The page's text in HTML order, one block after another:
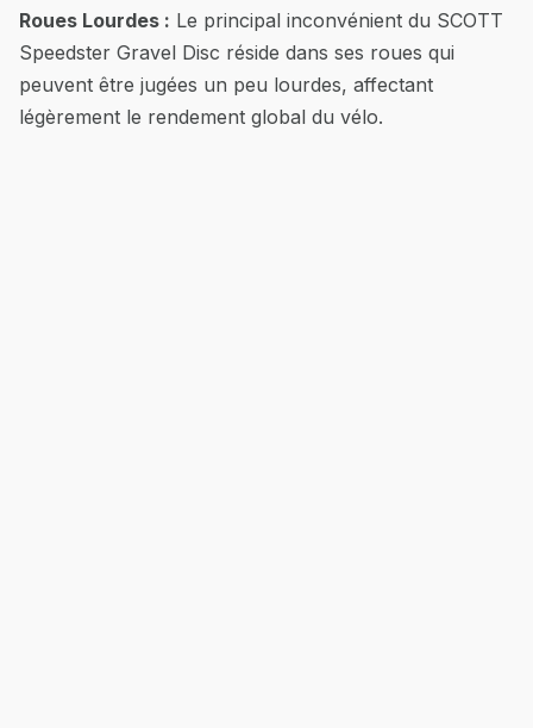
Roues Lourdes : Le principal inconvénient du SCOTT
Speedster Gravel Disc réside dans ses roues qui
peuvent être jugées un peu lourdes, affectant
légèrement le rendement global du vélo.